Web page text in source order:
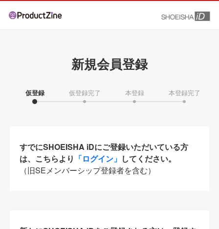
新規会員登録
仮登録 仮登録完了 本登録 本登録完了
すでにSHOEISHA iDにご登録いただいている方
は、こちらより 「ログイン」 してください。
（旧SEメンバーシップ登録者を含む）